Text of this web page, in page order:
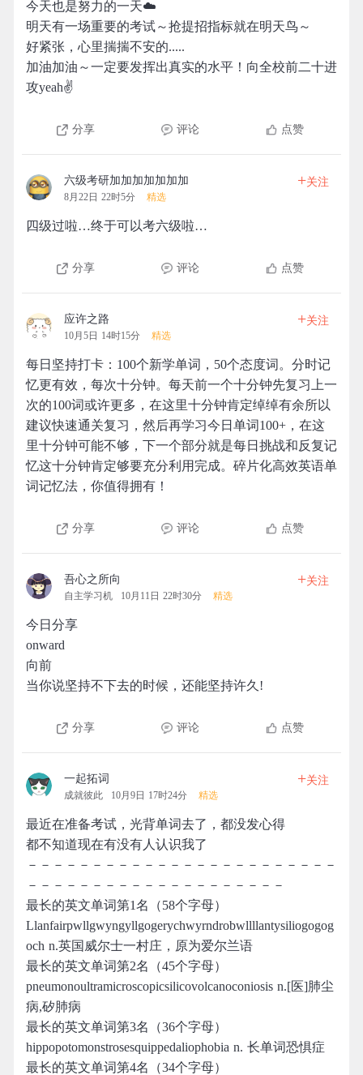
今天也是努力的一天☁️
明天有一场重要的考试～抢提招指标就在明天鸟～
好紧张，心里揣揣不安的.....
加油加油～一定要发挥出真实的水平！向全校前二十进
攻yeah✌️
分享 评论 点赞
六级考研加加加加加加加
8月22日 22时5分 精选
+关注
四级过啦…终于可以考六级啦…
分享 评论 点赞
应许之路
10月5日 14时15分 精选
+关注
每日坚持打卡：100个新学单词，50个态度词。分时记
忆更有效，每次十分钟。每天前一个十分钟先复习上一
次的100词或许更多，在这里十分钟肯定绰绰有余所以
建议快速通关复习，然后再学习今日单词100+，在这
里十分钟可能不够，下一个部分就是每日挑战和反复记
忆这十分钟肯定够要充分利用完成。碎片化高效英语单
词记忆法，你值得拥有！
分享 评论 点赞
吾心之所向
自主学习机 10月11日 22时30分 精选
+关注
今日分享
onward
向前
当你说坚持不下去的时候，还能坚持许久!
分享 评论 点赞
一起拓词
成就彼此 10月9日 17时24分 精选
+关注
最近在准备考试，光背单词去了，都没发心得
都不知道现在有没有人认识我了
－－－－－－－－－－－－－－－－－－－－－－－－
－－－－－－－－－－－－－－－－－－－－
最长的英文单词第1名（58个字母）
Llanfairpwllgwyngyllgogerychwyrndrobwllllantysiliogogog
och n.英国威尔士一村庄，原为爱尔兰语
最长的英文单词第2名（45个字母）
pneumonoultramicroscopicsilicovolcanoconiosis n.[医]肺尘
病,矽肺病
最长的英文单词第3名（36个字母）
hippopotomonstrosesquippedaliophobia n. 长单词恐惧症
最长的英文单词第4名（34个字母）